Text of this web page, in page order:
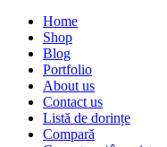
Home
Shop
Blog
Portfolio
About us
Contact us
Listă de dorințe
Compară